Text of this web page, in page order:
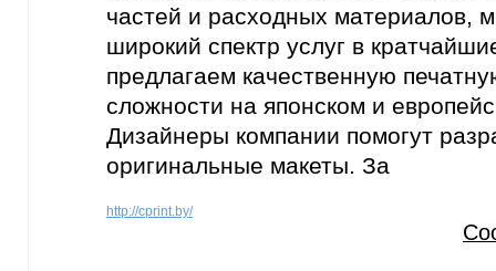
частей и расходных материалов,
широкий спектр услуг в
предлагаем качественную
сложности на японском и
Дизайнеры компании помогут
оригинальные макеты. За
http://cprint.by/